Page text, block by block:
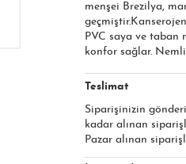
menşei Brezilya,
PVC saya ve taban
konfor sağlar.
Teslimat
Siparişinizin
kadar alınan
Pazar alınan